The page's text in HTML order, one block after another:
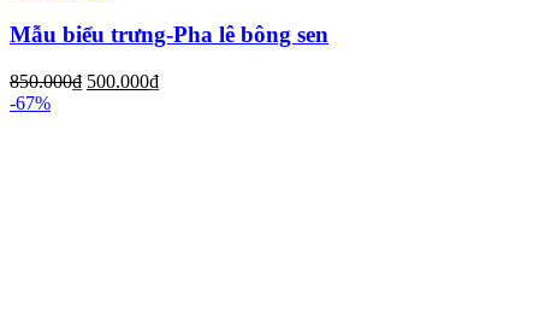
Mẫu biểu trưng-Pha lê bông sen
850.000₫ 500.000₫
-67%